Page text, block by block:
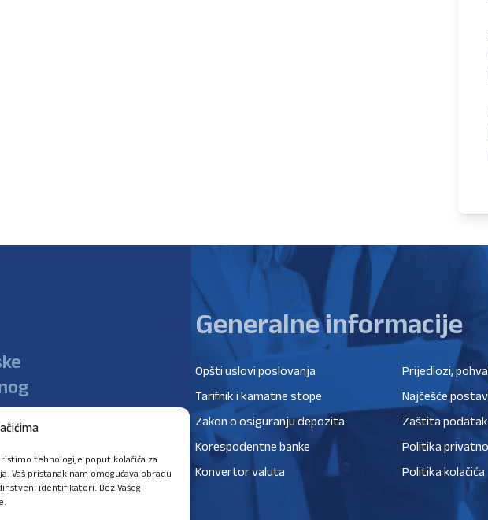
tehnologije poput kolačića za
Vaš pristanak nam omogućava obradu
identifikatori. Bez Vašeg
Generalne informacije
Opšti uslovi poslovanja
Tarifnik i kamatne stope
Zakon o osiguranju depozita
Korespodentne banke
Konvertor valuta
Prijedlozi,
Najčešće
Zaštita
Politika
Politika kolačića